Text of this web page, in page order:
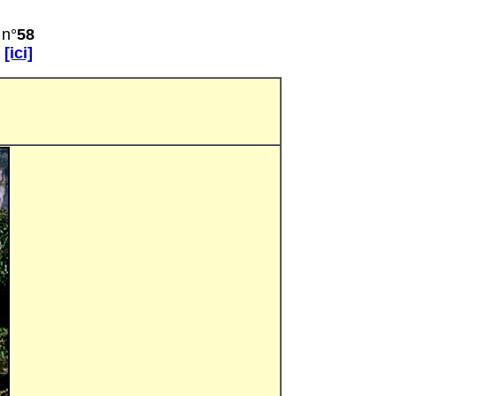
n°58
[ici]